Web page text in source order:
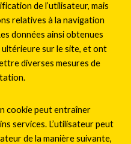
de l’utilisateur, mais
relatives à la navigation
données ainsi obtenues
sur le site, et ont
diverses mesures de
cookie peut entraîner
services. L’utilisateur peut
de la manière suivante,